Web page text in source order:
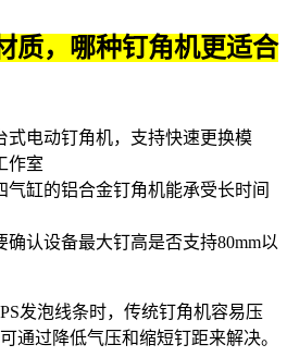
质，哪种钉角机更适合
式电动钉角机，支持快速更换模
作室
气缸的铝合金钉角机能承受长时间
确认设备最大钉高是否支持80mm以
发泡线条时，传统钉角机容易压
通过降低气压和缩短钉距来解决。